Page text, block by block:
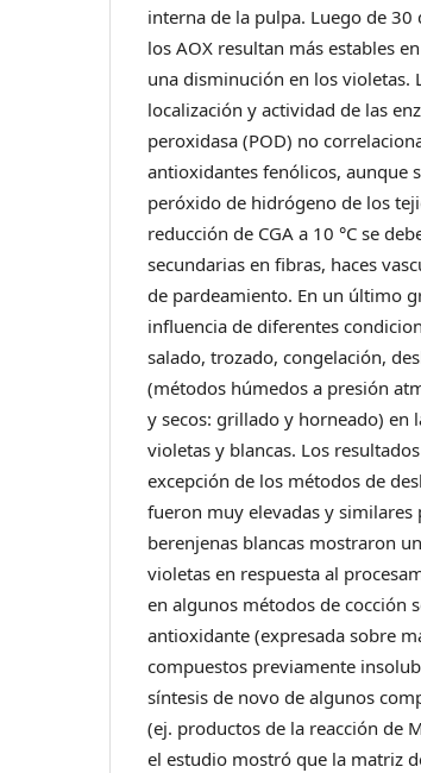
interna de la pulpa. Luego de
los AOX resultan más estables
una disminución en los violetas.
localización y actividad de las
peroxidasa (POD) no
antioxidantes fenólicos, aunque
peróxido de hidrógeno de los
reducción de CGA a 10 °C se
secundarias en fibras, haces
de pardeamiento. En un último
influencia de diferentes
salado, trozado, congelación,
(métodos húmedos a presión
y secos: grillado y horneado) en
violetas y blancas. Los
excepción de los métodos de
fueron muy elevadas y
berenjenas blancas mostraron
violetas en respuesta al
en algunos métodos de cocción
antioxidante (expresada sobre
compuestos previamente
síntesis de novo de algunos
(ej. productos de la reacción de
el estudio mostró que la matriz